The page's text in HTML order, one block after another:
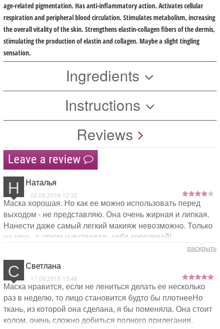
age-related pigmentation. Has anti-inflammatory action. Activates cellular
respiration and peripheral blood circulation. Stimulates metabolism, increasing
the overall vitality of the skin. Strengthens elastin-collagen fibers of the dermis,
stimulating the production of elastin and collagen. Maybe a slight tingling
sensation.
Ingredients
Instructions
Reviews
Leave a review
Н Наталья
22.06.2016 12:32
Маска хорошая. Но как ее можно использовать перед
выходом - не представляю. Она очень жирная и липкая.
Нанести даже самый легкий макияж невозможно. Только
на ночь, а утром чувствовать себя королевой!
раскрыть
С Светлана
17.09.2015 13:46
Маска нравится, если не лениться делать ее несколько
раз в неделю, то лицо становится будто бы плотнееНо
ткань, из которой она сделана, я бы поменяла. Она стоит
колом, очень сложно добиться полного прилегания.